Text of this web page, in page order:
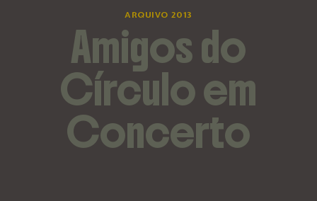
ARQUIVO 2013
Amigos do
Círculo em
Concerto